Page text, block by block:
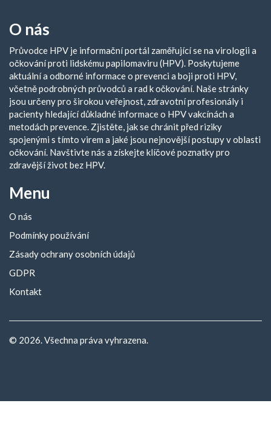
O nás
Průvodce HPV je informační portál zaměřující se na virologii a
očkování proti lidskému papilomaviru (HPV). Poskytujeme
aktuální a odborné informace o prevenci a boji proti HPV,
včetně podrobných průvodců a rad k očkování. Naše stránky
jsou určeny pro širokou veřejnost, zdravotní profesionály i
pacienty hledající důkladné informace o HPV vakcínách a
metodách prevence. Zjistěte, jak se chránit před riziky
spojenými s tímto virem a jaké jsou nejnovější postupy v oblasti
očkování. Navštivte nás a získejte klíčové poznatky pro
zdravější život bez HPV.
Menu
O nás
Podmínky používání
Zásady ochrany osobních údajů
GDPR
Kontakt
© 2026. Všechna práva vyhrazena.